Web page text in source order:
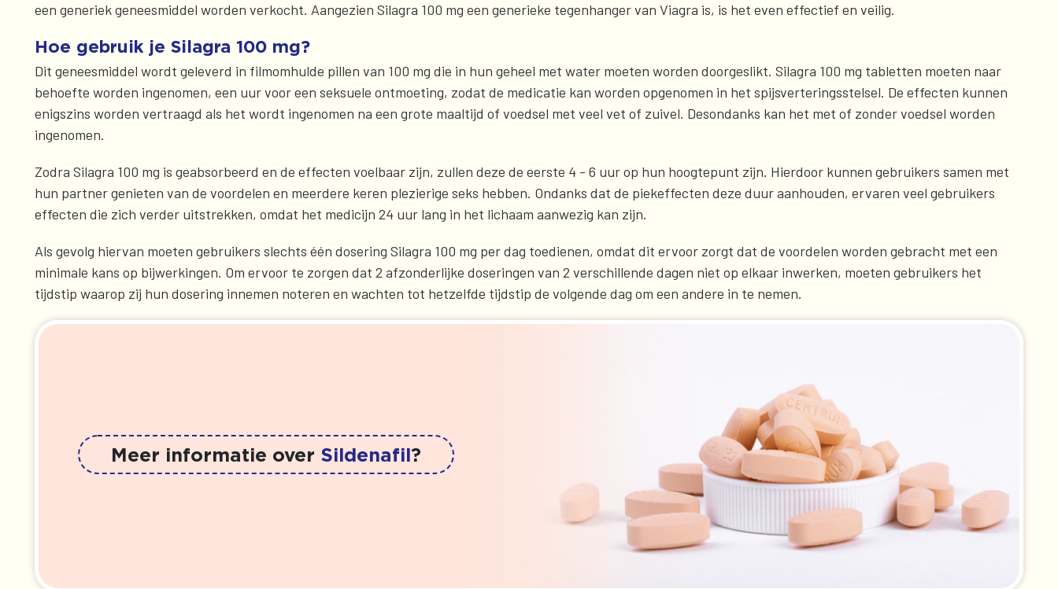
een generiek geneesmiddel worden verkocht. Aangezien Silagra 100 mg een generieke tegenhanger van Viagra is, is het even effectief en veilig.
Hoe gebruik je Silagra 100 mg?
Dit geneesmiddel wordt geleverd in filmomhulde pillen van 100 mg die in hun geheel met water moeten worden doorgeslikt. Silagra 100 mg tabletten moeten naar
behoefte worden ingenomen, een uur voor een seksuele ontmoeting, zodat de medicatie kan worden opgenomen in het spijsverteringsstelsel. De effecten kunnen
enigszins worden vertraagd als het wordt ingenomen na een grote maaltijd of voedsel met veel vet of zuivel. Desondanks kan het met of zonder voedsel worden
ingenomen.
Zodra Silagra 100 mg is geabsorbeerd en de effecten voelbaar zijn, zullen deze de eerste 4 - 6 uur op hun hoogtepunt zijn. Hierdoor kunnen gebruikers samen met
hun partner genieten van de voordelen en meerdere keren plezierige seks hebben. Ondanks dat de piekeffecten deze duur aanhouden, ervaren veel gebruikers
effecten die zich verder uitstrekken, omdat het medicijn 24 uur lang in het lichaam aanwezig kan zijn.
Als gevolg hiervan moeten gebruikers slechts één dosering Silagra 100 mg per dag toedienen, omdat dit ervoor zorgt dat de voordelen worden gebracht met een
minimale kans op bijwerkingen. Om ervoor te zorgen dat 2 afzonderlijke doseringen van 2 verschillende dagen niet op elkaar inwerken, moeten gebruikers het
tijdstip waarop zij hun dosering innemen noteren en wachten tot hetzelfde tijdstip de volgende dag om een andere in te nemen.
Meer informatie over Sildenafil?